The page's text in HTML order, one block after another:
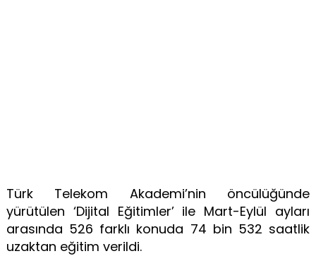
Türk Telekom Akademi’nin öncülüğünde
yürütülen ‘Dijital Eğitimler’ ile Mart-Eylül ayları
arasında 526 farklı konuda 74 bin 532 saatlik
uzaktan eğitim verildi.